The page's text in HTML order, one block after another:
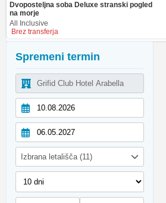
Spremeni termin
Izbrana letališča (11)
Dvoposteljna soba Deluxe stranski pogled
na morje
All Inclusive
Brez transferja